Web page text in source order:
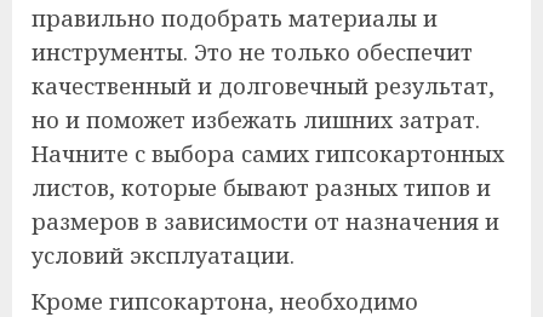
правильно подобрать материалы и
инструменты. Это не только обеспечит
качественный и долговечный результат,
но и поможет избежать лишних затрат.
Начните с выбора самих гипсокартонных
листов, которые бывают разных типов и
размеров в зависимости от назначения и
условий эксплуатации.
Кроме гипсокартона, необходимо